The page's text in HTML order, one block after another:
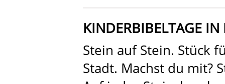
KINDERBIBELTAGE
Stein auf Stein. Stück
Stadt. Machst du mit?